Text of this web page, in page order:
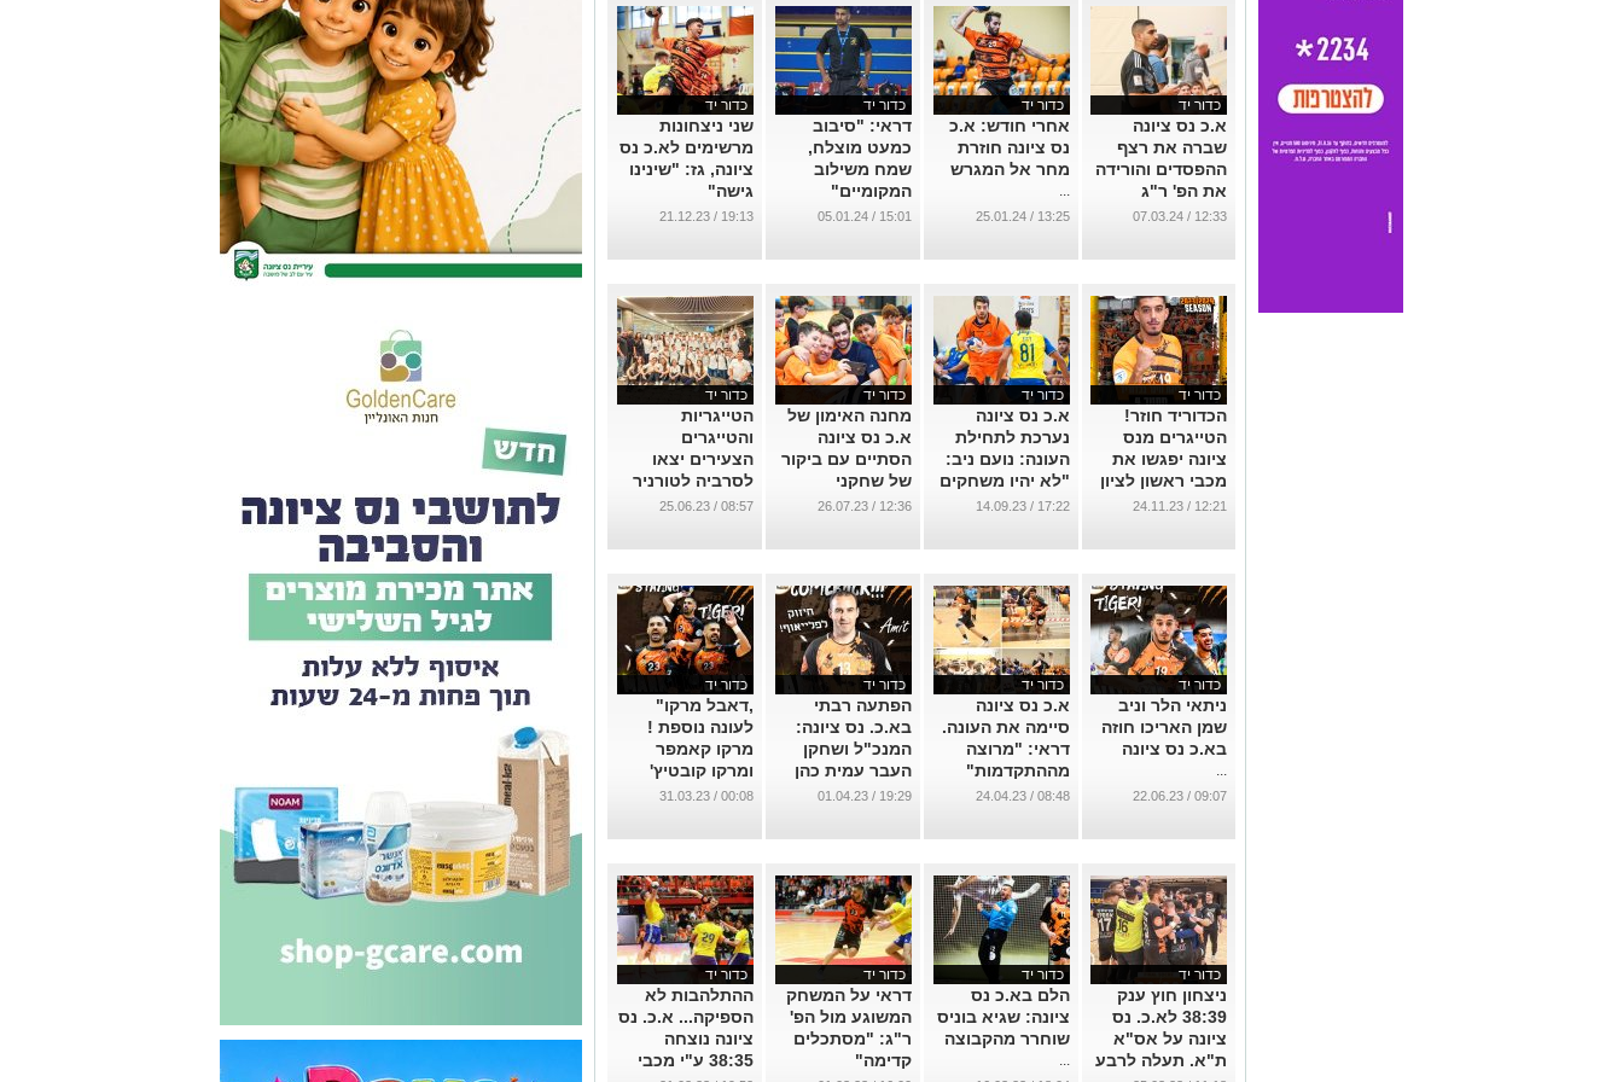
כדור יד
א.כ נס ציונה
שברה את רצף
ההפסדים והורידה
את הפ' ר"ג
ללאומית ובזאת
המטרות העונה
12:33 / 07.03.24
כדור יד
אחרי חודש: א.כ
נס ציונה חוזרת
מחר אל המגרש
...
13:25 / 25.01.24
כדור יד
דראי: "סיבוב
כמעט מוצלח,
שמח משילוב
המקומיים"
...
15:01 / 05.01.24
כדור יד
שני ניצחונות
מרשימים לא.כ נס
ציונה, גז: "שינינו
גישה"
...
19:13 / 21.12.23
כדור יד
הכדוריד חוזר!
הטייגרים מנס
ציונה יפגשו את
מכבי ראשון לציון
במשחק ביתי ללא
...
12:21 / 24.11.23
כדור יד
א.כ נס ציונה
נערכת לתחילת
העונה: נועם ניב:
"לא יהיו משחקים
קלים, מחכים
...
17:22 / 14.09.23
כדור יד
מחנה האימון של
א.כ נס ציונה
הסתיים עם ביקור
של שחקני
הקבוצה הבוגרת
12:36 / 26.07.23
כדור יד
הטייגריות
והטייגרים
הצעירים יצאו
לסרביה לטורניר
הכדוריד
...
08:57 / 25.06.23
כדור יד
ניתאי הלר וניב
שמן האריכו חוזה
בא.כ נס ציונה
...
09:07 / 22.06.23
כדור יד
א.כ נס ציונה
סיימה את העונה.
דראי: "מרוצה
מההתקדמות"
...
08:48 / 24.04.23
כדור יד
הפתעה רבתי
בא.כ. נס ציונה:
המנכ"ל ושחקן
העבר עמית כהן
שב למגרש !
19:29 / 01.04.23
כדור יד
,דאבל מרקו"
לעונה נוספת !
מרקו קאמפר
ומרקו קובטיץ'
נשארים טייגרים.
00:08 / 31.03.23
כדור יד
ניצחון חוץ ענק
38:39 לא.כ. נס
ציונה על אס"א
ת"א. תעלה לרבע
כדור יד
הלם בא.כ נס
ציונה: שגיא בוניס
שוחרר מהקבוצה
...
כדור יד
דראי על המשחק
המשוגע מול הפ'
ר"ג: "מסתכלים
קדימה"
כדור יד
ההתלהבות לא
הספיקה... א.כ. נס
ציונה נוצחה
38:35 ע"י מכבי